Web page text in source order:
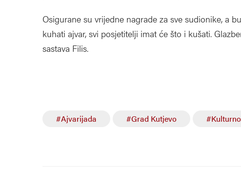
Osigurane su vrijedne nagrade za sve sudionike, a
kuhati ajvar, svi posjetitelji imat će što i kušati.
sastava Filis.
#Ajvarijada #Grad Kutjevo